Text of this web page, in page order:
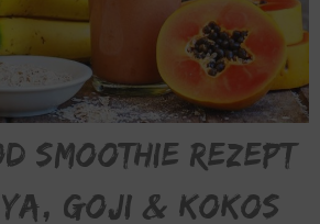
Smoothie Rezept
Goji & Kokos